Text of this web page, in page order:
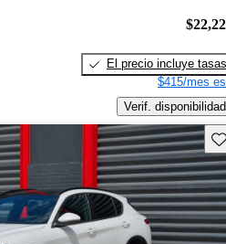
El precio incluye tasas
$415/mes
Verif. disponibilidad